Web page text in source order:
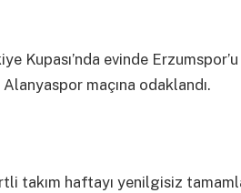
Kupası’nda evinde
maçına odaklandı.
takım haftayı yenilgisiz